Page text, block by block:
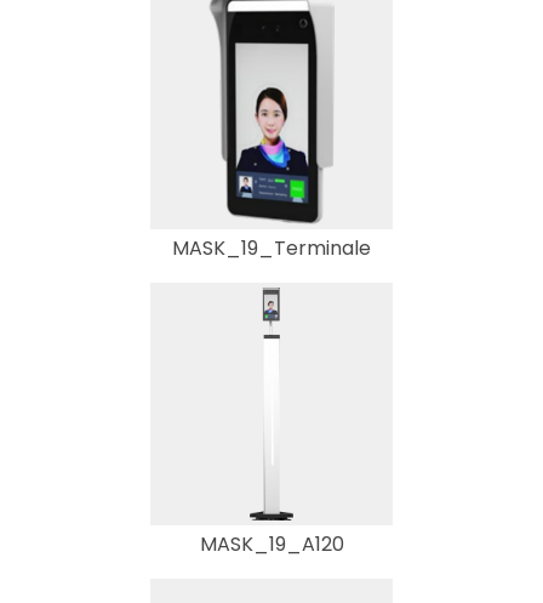
MASK_19_Terminale
MASK_19_A120